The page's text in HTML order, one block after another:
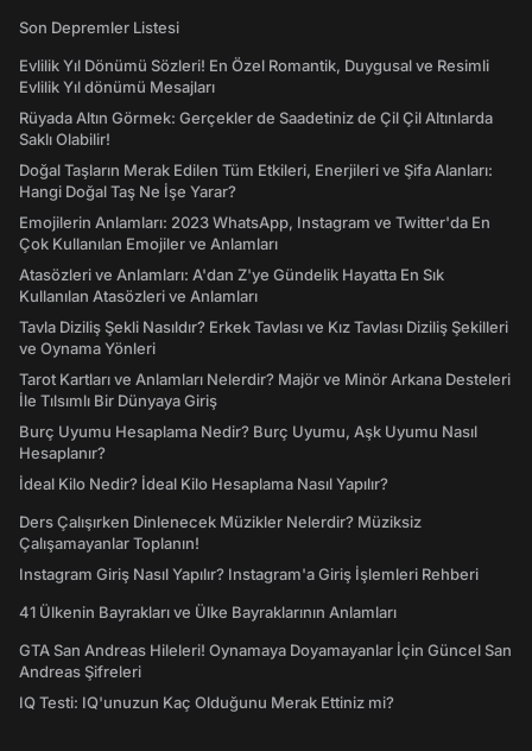
Son Depremler Listesi
Evlilik Yıl Dönümü Sözleri! En Özel Romantik, Duygusal ve Resimli
Evlilik Yıl dönümü Mesajları
Rüyada Altın Görmek: Gerçekler de Saadetiniz de Çil Çil Altınlarda
Saklı Olabilir!
Doğal Taşların Merak Edilen Tüm Etkileri, Enerjileri ve Şifa Alanları:
Hangi Doğal Taş Ne İşe Yarar?
Emojilerin Anlamları: 2023 WhatsApp, Instagram ve Twitter'da En
Çok Kullanılan Emojiler ve Anlamları
Atasözleri ve Anlamları: A'dan Z'ye Gündelik Hayatta En Sık
Kullanılan Atasözleri ve Anlamları
Tavla Diziliş Şekli Nasıldır? Erkek Tavlası ve Kız Tavlası Diziliş Şekilleri
ve Oynama Yönleri
Tarot Kartları ve Anlamları Nelerdir? Majör ve Minör Arkana Desteleri
İle Tılsımlı Bir Dünyaya Giriş
Burç Uyumu Hesaplama Nedir? Burç Uyumu, Aşk Uyumu Nasıl
Hesaplanır?
İdeal Kilo Nedir? İdeal Kilo Hesaplama Nasıl Yapılır?
Ders Çalışırken Dinlenecek Müzikler Nelerdir? Müziksiz
Çalışamayanlar Toplanın!
Instagram Giriş Nasıl Yapılır? Instagram'a Giriş İşlemleri Rehberi
41 Ülkenin Bayrakları ve Ülke Bayraklarının Anlamları
GTA San Andreas Hileleri! Oynamaya Doyamayanlar İçin Güncel San
Andreas Şifreleri
IQ Testi: IQ'unuzun Kaç Olduğunu Merak Ettiniz mi?